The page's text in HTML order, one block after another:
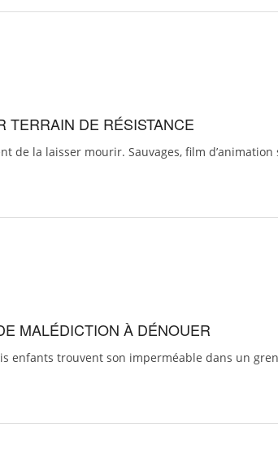
TERRAIN DE RÉSISTANCE
de la laisser mourir. Sauvages, film d’animation
MALÉDICTION À DÉNOUER
enfants trouvent son imperméable dans un